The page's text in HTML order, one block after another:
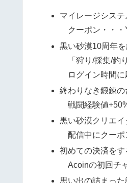
マイレージシス
クーポン・・・
黒い砂漠10周年
「狩り/採集/釣
ログイン時間に
終わりなき鍛錬の
戦闘経験値
黒い砂漠クリエイ
配信中にクーポ
初めての決済をす
Acoinの初回チ
思い出の詰まった